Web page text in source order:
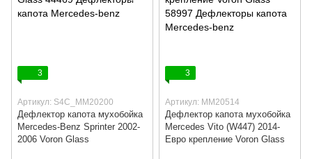
3
Артикул: S4C_MM20200
Дефлектор капота мухобойка
Mercedes-Benz Sprinter 2002-
2006 Voron Glass
3
Артикул: MM20514
Дефлектор капота мухобойка
Mercedes Vito (W447) 2014-
Евро крепление Voron Glass